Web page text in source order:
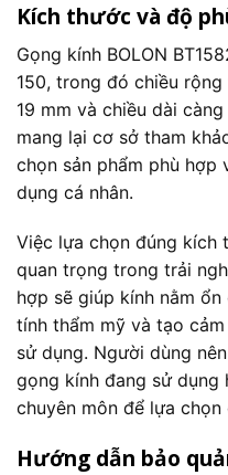
Kích thước và độ
Gọng kính BOLON
150, trong đó chiều
19 mm và chiều dài
mang lại cơ sở tham
chọn sản phẩm phù hợp
dụng cá nhân.
Việc lựa chọn đúng kích
quan trọng trong trải
hợp sẽ giúp kính nằm
tính thẩm mỹ và tạo
sử dụng. Người dùng
gọng kính đang sử dụng
chuyên môn để lựa chọn
Hướng dẫn bảo